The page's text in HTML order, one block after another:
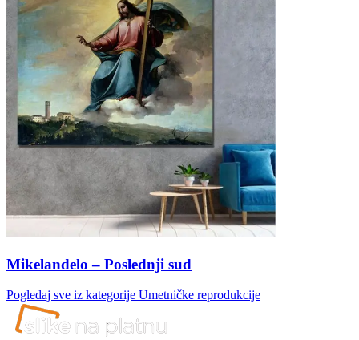
Mikelanđelo – Poslednji sud
Pogledaj sve iz kategorije Umetničke reprodukcije